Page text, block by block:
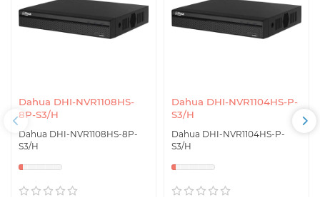
Dahua DHI-NVR1108HS-
8P-S3/H
Dahua DHI-NVR1108HS-8P-
S3/H
Dahua DHI-NVR1104HS-P-
S3/H
Dahua DHI-NVR1104HS-P-
S3/H